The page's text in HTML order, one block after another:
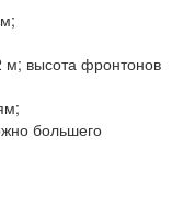
м; высота фронтонов
большего